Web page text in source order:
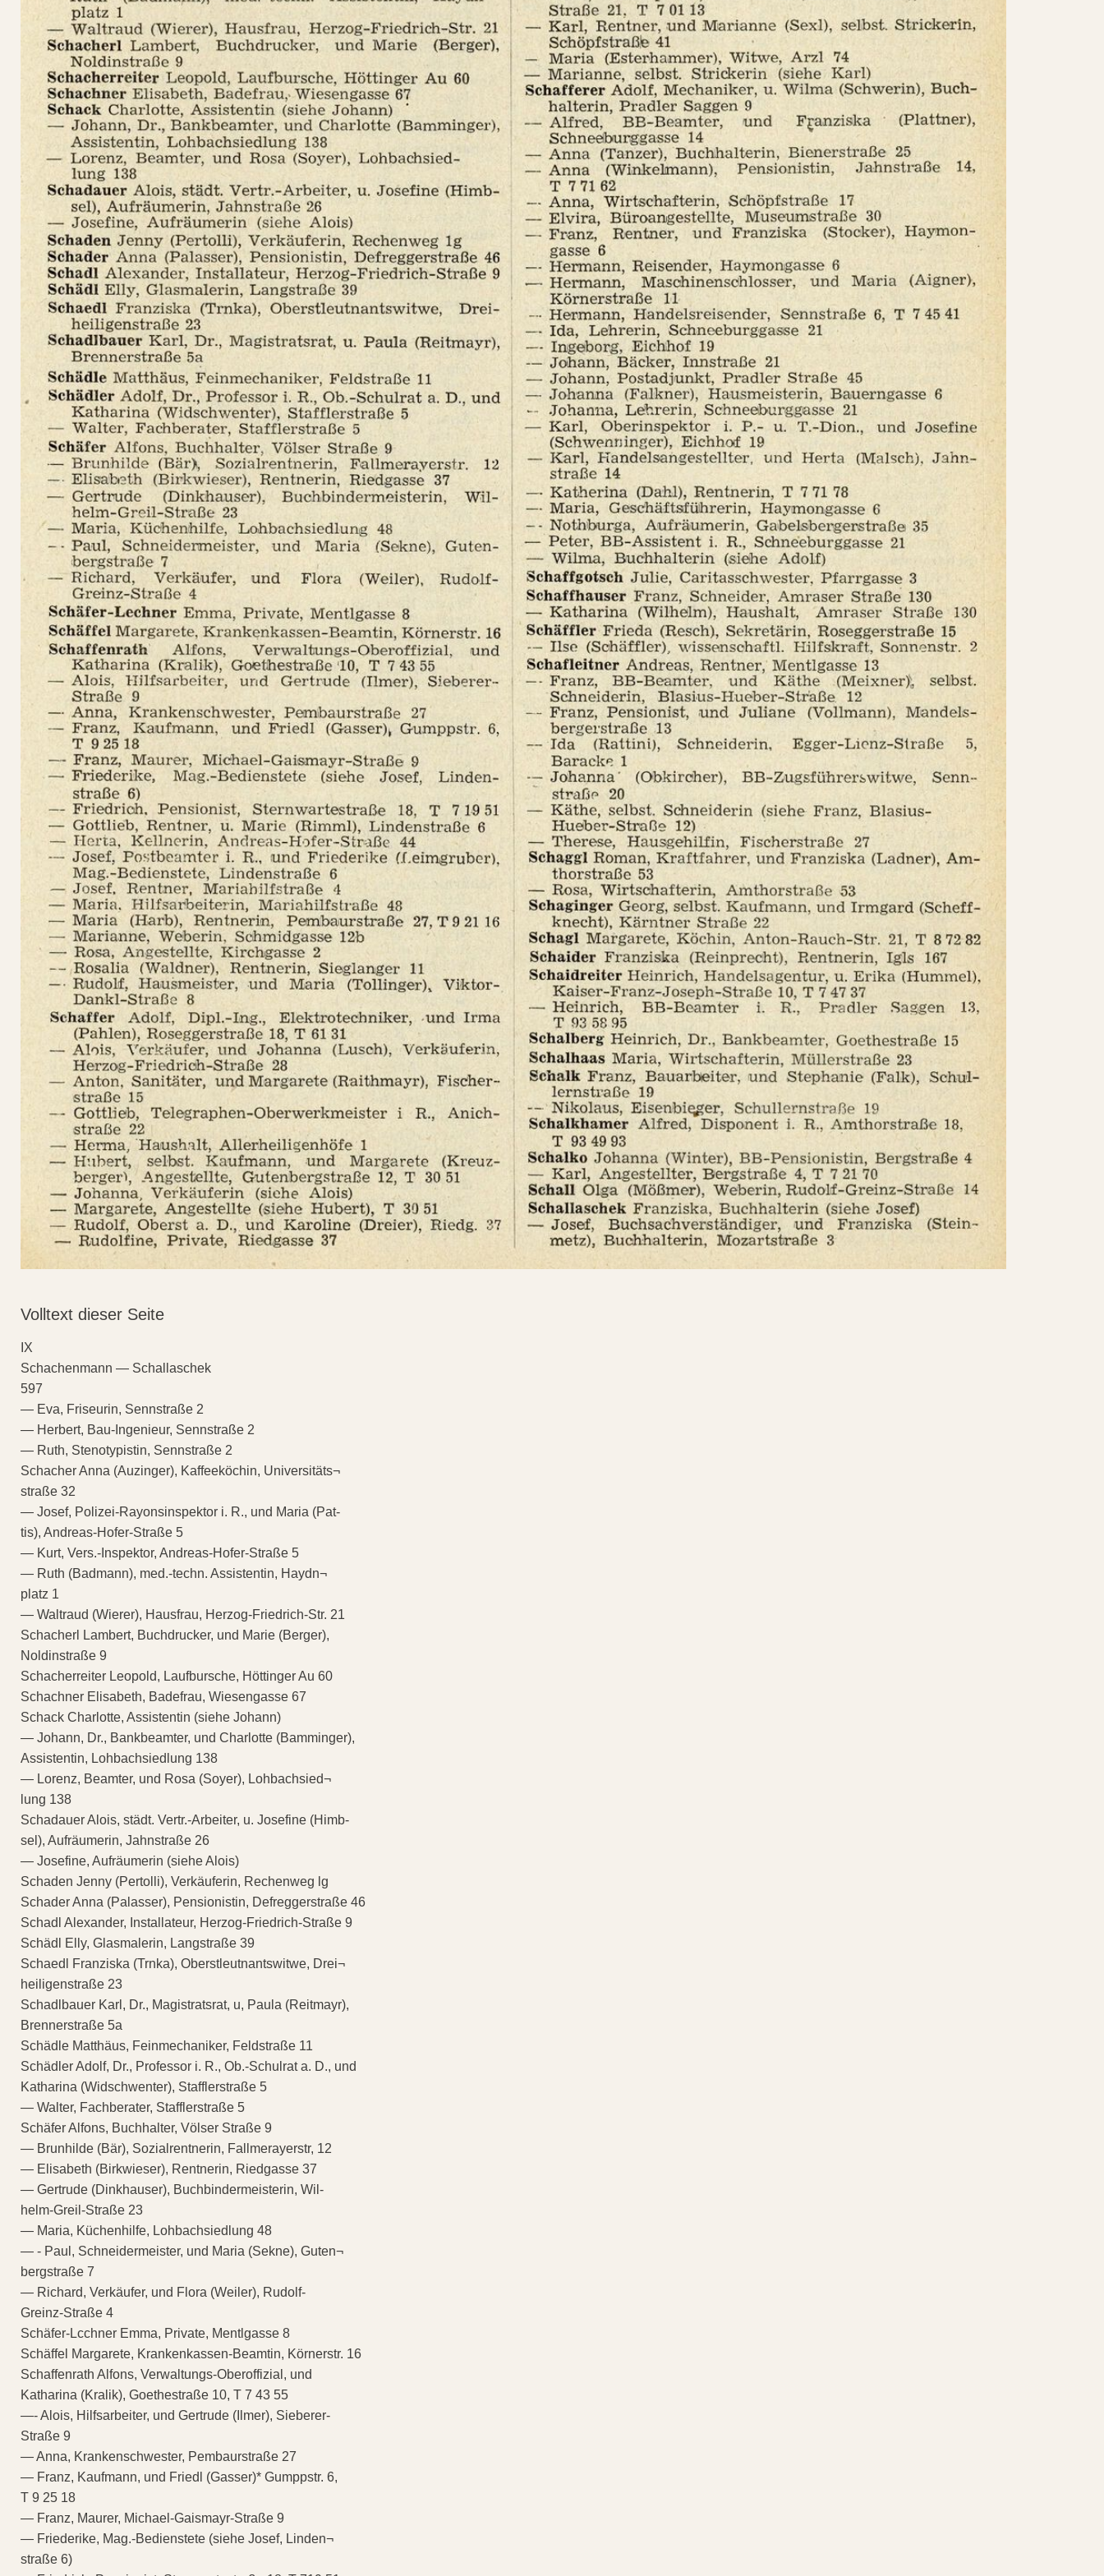
Volltext dieser Seite
IX
Schachenmann — Schallaschek
597
— Eva, Friseurin, Sennstraße 2
— Herbert, Bau-Ingenieur, Sennstraße 2
— Ruth, Stenotypistin, Sennstraße 2
Schacher Anna (Auzinger), Kaffeeköchin, Universitäts¬
straße 32
— Josef, Polizei-Rayonsinspektor i. R., und Maria (Pat-
tis), Andreas-Hofer-Straße 5
— Kurt, Vers.-Inspektor, Andreas-Hofer-Straße 5
— Ruth (Badmann), med.-techn. Assistentin, Haydn¬
platz 1
— Waltraud (Wierer), Hausfrau, Herzog-Friedrich-Str. 21
Schacherl Lambert, Buchdrucker, und Marie (Berger),
Noldinstraße 9
Schacherreiter Leopold, Laufbursche, Höttinger Au 60
Schachner Elisabeth, Badefrau, Wiesengasse 67
Schack Charlotte, Assistentin (siehe Johann)
— Johann, Dr., Bankbeamter, und Charlotte (Bamminger),
Assistentin, Lohbachsiedlung 138
— Lorenz, Beamter, und Rosa (Soyer), Lohbachsied¬
lung 138
Schadauer Alois, städt. Vertr.-Arbeiter, u. Josefine (Himb-
sel), Aufräumerin, Jahnstraße 26
— Josefine, Aufräumerin (siehe Alois)
Schaden Jenny (Pertolli), Verkäuferin, Rechenweg lg
Schader Anna (Palasser), Pensionistin, Defreggerstraße 46
Schadl Alexander, Installateur, Herzog-Friedrich-Straße 9
Schädl Elly, Glasmalerin, Langstraße 39
Schaedl Franziska (Trnka), Oberstleutnantswitwe, Drei¬
heiligenstraße 23
Schadlbauer Karl, Dr., Magistratsrat, u, Paula (Reitmayr),
Brennerstraße 5a
Schädle Matthäus, Feinmechaniker, Feldstraße 11
Schädler Adolf, Dr., Professor i. R., Ob.-Schulrat a. D., und
Katharina (Widschwenter), Stafflerstraße 5
— Walter, Fachberater, Stafflerstraße 5
Schäfer Alfons, Buchhalter, Völser Straße 9
— Brunhilde (Bär), Sozialrentnerin, Fallmerayerstr, 12
— Elisabeth (Birkwieser), Rentnerin, Riedgasse 37
— Gertrude (Dinkhauser), Buchbindermeisterin, Wil-
helm-Greil-Straße 23
— Maria, Küchenhilfe, Lohbachsiedlung 48
— - Paul, Schneidermeister, und Maria (Sekne), Guten¬
bergstraße 7
— Richard, Verkäufer, und Flora (Weiler), Rudolf-
Greinz-Straße 4
Schäfer-Lcchner Emma, Private, Mentlgasse 8
Schäffel Margarete, Krankenkassen-Beamtin, Körnerstr. 16
Schaffenrath Alfons, Verwaltungs-Oberoffizial, und
Katharina (Kralik), Goethestraße 10, T 7 43 55
—- Alois, Hilfsarbeiter, und Gertrude (Ilmer), Sieberer-
Straße 9
— Anna, Krankenschwester, Pembaurstraße 27
— Franz, Kaufmann, und Friedl (Gasser)* Gumppstr. 6,
T 9 25 18
— Franz, Maurer, Michael-Gaismayr-Straße 9
— Friederike, Mag.-Bedienstete (siehe Josef, Linden¬
straße 6)